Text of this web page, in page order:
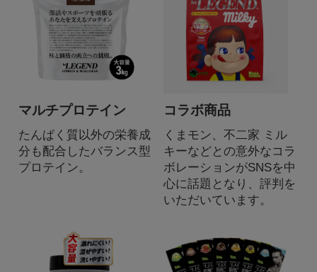
マルチプロテイン
たんぱく質以外の栄養成
分も配合したバランス型
プロテイン。
コラボ商品
くまモン、不二家 ミル
キーなどとの意外なコラ
ボレーションがSNSを中
心に話題となり、評判を
いただいています。